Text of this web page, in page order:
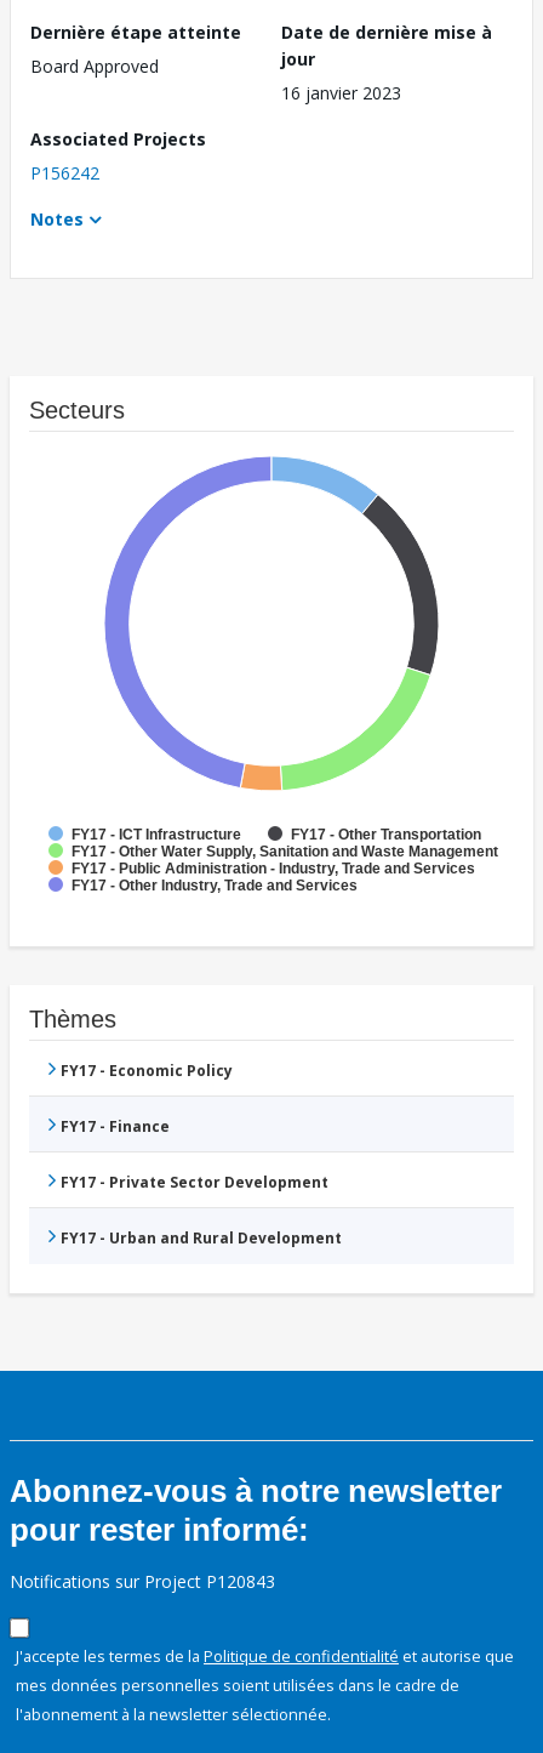
Dernière étape atteinte
Board Approved
Date de dernière mise à
jour
16 janvier 2023
Associated Projects
P156242
Notes
Secteurs
FY17 - ICT Infrastructure
FY17 - Other Transportation
FY17 - Other Water Supply, Sanitation and Waste Management
FY17 - Public Administration - Industry, Trade and Services
FY17 - Other Industry, Trade and Services
Thèmes
FY17 - Economic Policy
FY17 - Finance
FY17 - Private Sector Development
FY17 - Urban and Rural Development
Abonnez-vous à notre newsletter
pour rester informé:
Notifications sur Project P120843
J'accepte les termes de la Politique de confidentialité et autorise que
mes données personnelles soient utilisées dans le cadre de
l'abonnement à la newsletter sélectionnée.